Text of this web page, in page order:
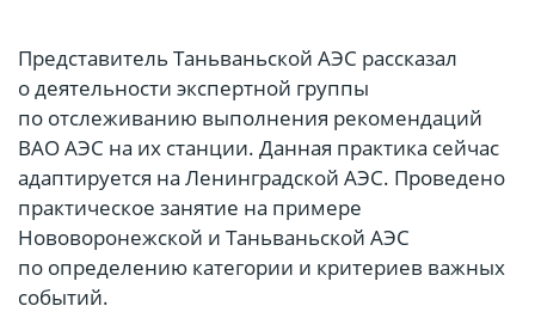
Представитель Таньваньской АЭС рассказал
о деятельности экспертной группы
по отслеживанию выполнения рекомендаций
ВАО АЭС на их станции. Данная практика сейчас
адаптируется на Ленинградской АЭС. Проведено
практическое занятие на примере
Нововоронежской и Таньваньской АЭС
по определению категории и критериев важных
событий.